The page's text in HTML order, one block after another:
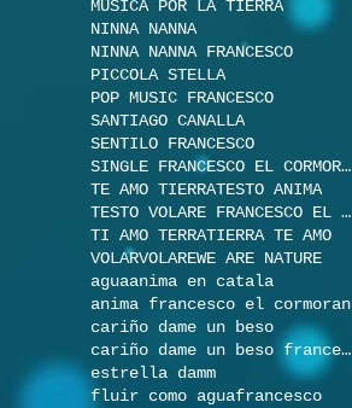
MUSICA POR LA TIERRA
NINNA NANNA
NINNA NANNA FRANCESCO
PICCOLA STELLA
POP MUSIC FRANCESCO
SANTIAGO CANALLA
SENTILO FRANCESCO
SINGLE FRANCESCO EL CORMORAN
TE AMO TIERRATESTO ANIMA
TESTO VOLARE FRANCESCO EL CORMORAN
TI AMO TERRATIERRA TE AMO
VOLARVOLAREWE ARE NATURE
aguaanima en catala
anima francesco el cormoran
cariño dame un beso
cariño dame un beso francesco el cormoran
estrella damm
fluir como aguafrancesco